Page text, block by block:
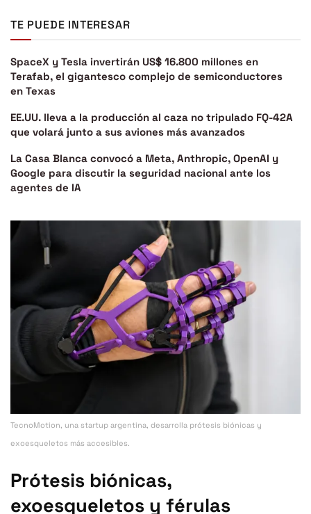
TE PUEDE INTERESAR
SpaceX y Tesla invertirán US$ 16.800 millones en
Terafab, el gigantesco complejo de semiconductores
en Texas
EE.UU. lleva a la producción al caza no tripulado FQ-42A
que volará junto a sus aviones más avanzados
La Casa Blanca convocó a Meta, Anthropic, OpenAI y
Google para discutir la seguridad nacional ante los
agentes de IA
TecnoMotion, una startup argentina, desarrolla prótesis biónicas y
exoesqueletos más accesibles.
Prótesis biónicas,
exoesqueletos y férulas